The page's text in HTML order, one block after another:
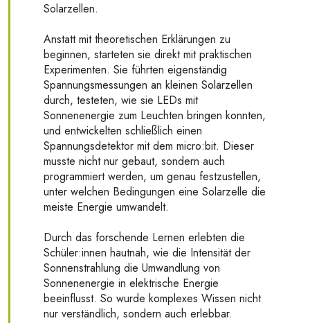
Solarzellen.
Anstatt mit theoretischen Erklärungen zu
beginnen, starteten sie direkt mit praktischen
Experimenten. Sie führten eigenständig
Spannungsmessungen an kleinen Solarzellen
durch, testeten, wie sie LEDs mit
Sonnenenergie zum Leuchten bringen konnten,
und entwickelten schließlich einen
Spannungsdetektor mit dem micro:bit. Dieser
musste nicht nur gebaut, sondern auch
programmiert werden, um genau festzustellen,
unter welchen Bedingungen eine Solarzelle die
meiste Energie umwandelt.
Durch das forschende Lernen erlebten die
Schüler:innen hautnah, wie die Intensität der
Sonnenstrahlung die Umwandlung von
Sonnenenergie in elektrische Energie
beeinflusst. So wurde komplexes Wissen nicht
nur verständlich, sondern auch erlebbar.